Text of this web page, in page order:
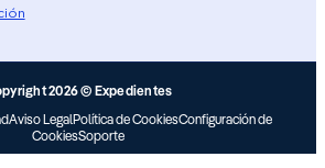
2026 © Expedientes
Aviso LegalPolítica de CookiesConfiguración de
CookiesSoporte